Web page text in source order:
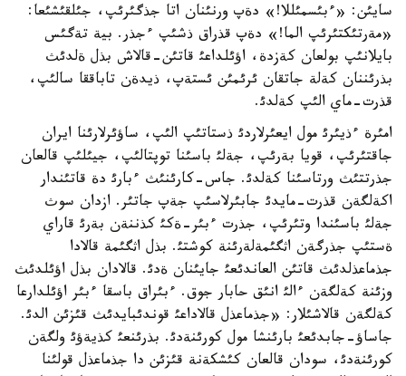
سايئن: «ءبئسمئللا!» دةپ ورنئنان اتا جذگئرئپ، جئلقئشئعا:
«مةرتئكتئرئپ الما!» دةپ قذراق ذشئپ ءجذر. بية تةگئس
بايلانئپ بولعان كةزدة، اؤئلداعئ قاتئن-قالاش بذل ةلدئث
بذرئننان كةلة جاتقان ئرئمئن ئستةپ، ذيدةن تاباققا سالئپ،
قذرت-ماي الئپ كةلدئ.
امئرة ءذيئرئ مول ايعئرلاردئ ذستاتئپ الئپ، ساؤئرلارئنا ايران
جاقتئرئپ، قويا بةرئپ، جةلئ باسئنا توپتالئپ، جيئلئپ قالعان
جذرتتئث ورتاسئنا كةلدئ. جاس-كارئنئث ءبارئ دة قاتئندار
اكةلگةن قذرت-مايدئ جابئرلاسئپ جةپ جاتئر. ازدان سوث
جةلئ باسئندا وتئرئپ، جذرت ءبئر-ةكئ كذننةن بةرئ قاراي
ةستئپ جذرگةن اثگئمةلةرئنة كوشتئ. بذل اثگئمة قالادا
جذماعذلدئث قاتئن العاندئعئ جايئنان ةدئ. قالادان بذل اؤئلدئث
وزئنة كةلگةن ءالئ انئق حابار جوق. ءبئراق باسقا ءبئر اؤئلدارعا
كةلگةن قالاشئلار: «جذماعذل قالاداعئ قوندئبايدئث قئزئن الدئ.
جاساؤ-جابدئعئ بارئنشا مول كورئنةدئ. بذرئنعئ كذيةؤئ ولگةن
كورئنةدئ، سودان قالعان كئشكةنة قئزئن دا جذماعذل قولئنا